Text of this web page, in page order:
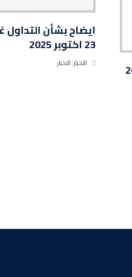
ايضاح بشأن التداول
23 اكتوبر 2025
الاخبار,الاخبار